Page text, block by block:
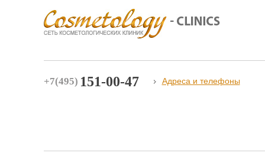
+7(495) 151-00-47 Адреса и телефоны